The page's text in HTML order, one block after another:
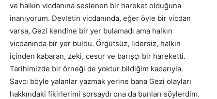
ve halkın vicdanına seslenen bir hareket olduğuna
inanıyorum. Devletin vicdanında, eğer öyle bir vicdan
varsa, Gezi kendine bir yer bulamadı ama halkın
vicdanında bir yer buldu. Örgütsüz, lidersiz, halkın
içinden kabaran, zeki, cesur ve barışçı bir hareketti.
Tarihimizde bir örneği de yoktur bildiğim kadarıyla.
Savcı böyle yalanlar yazmak yerine bana Gezi olayları
hakkındaki fikirlerimi sorsaydı ona da bunları söylerdim.